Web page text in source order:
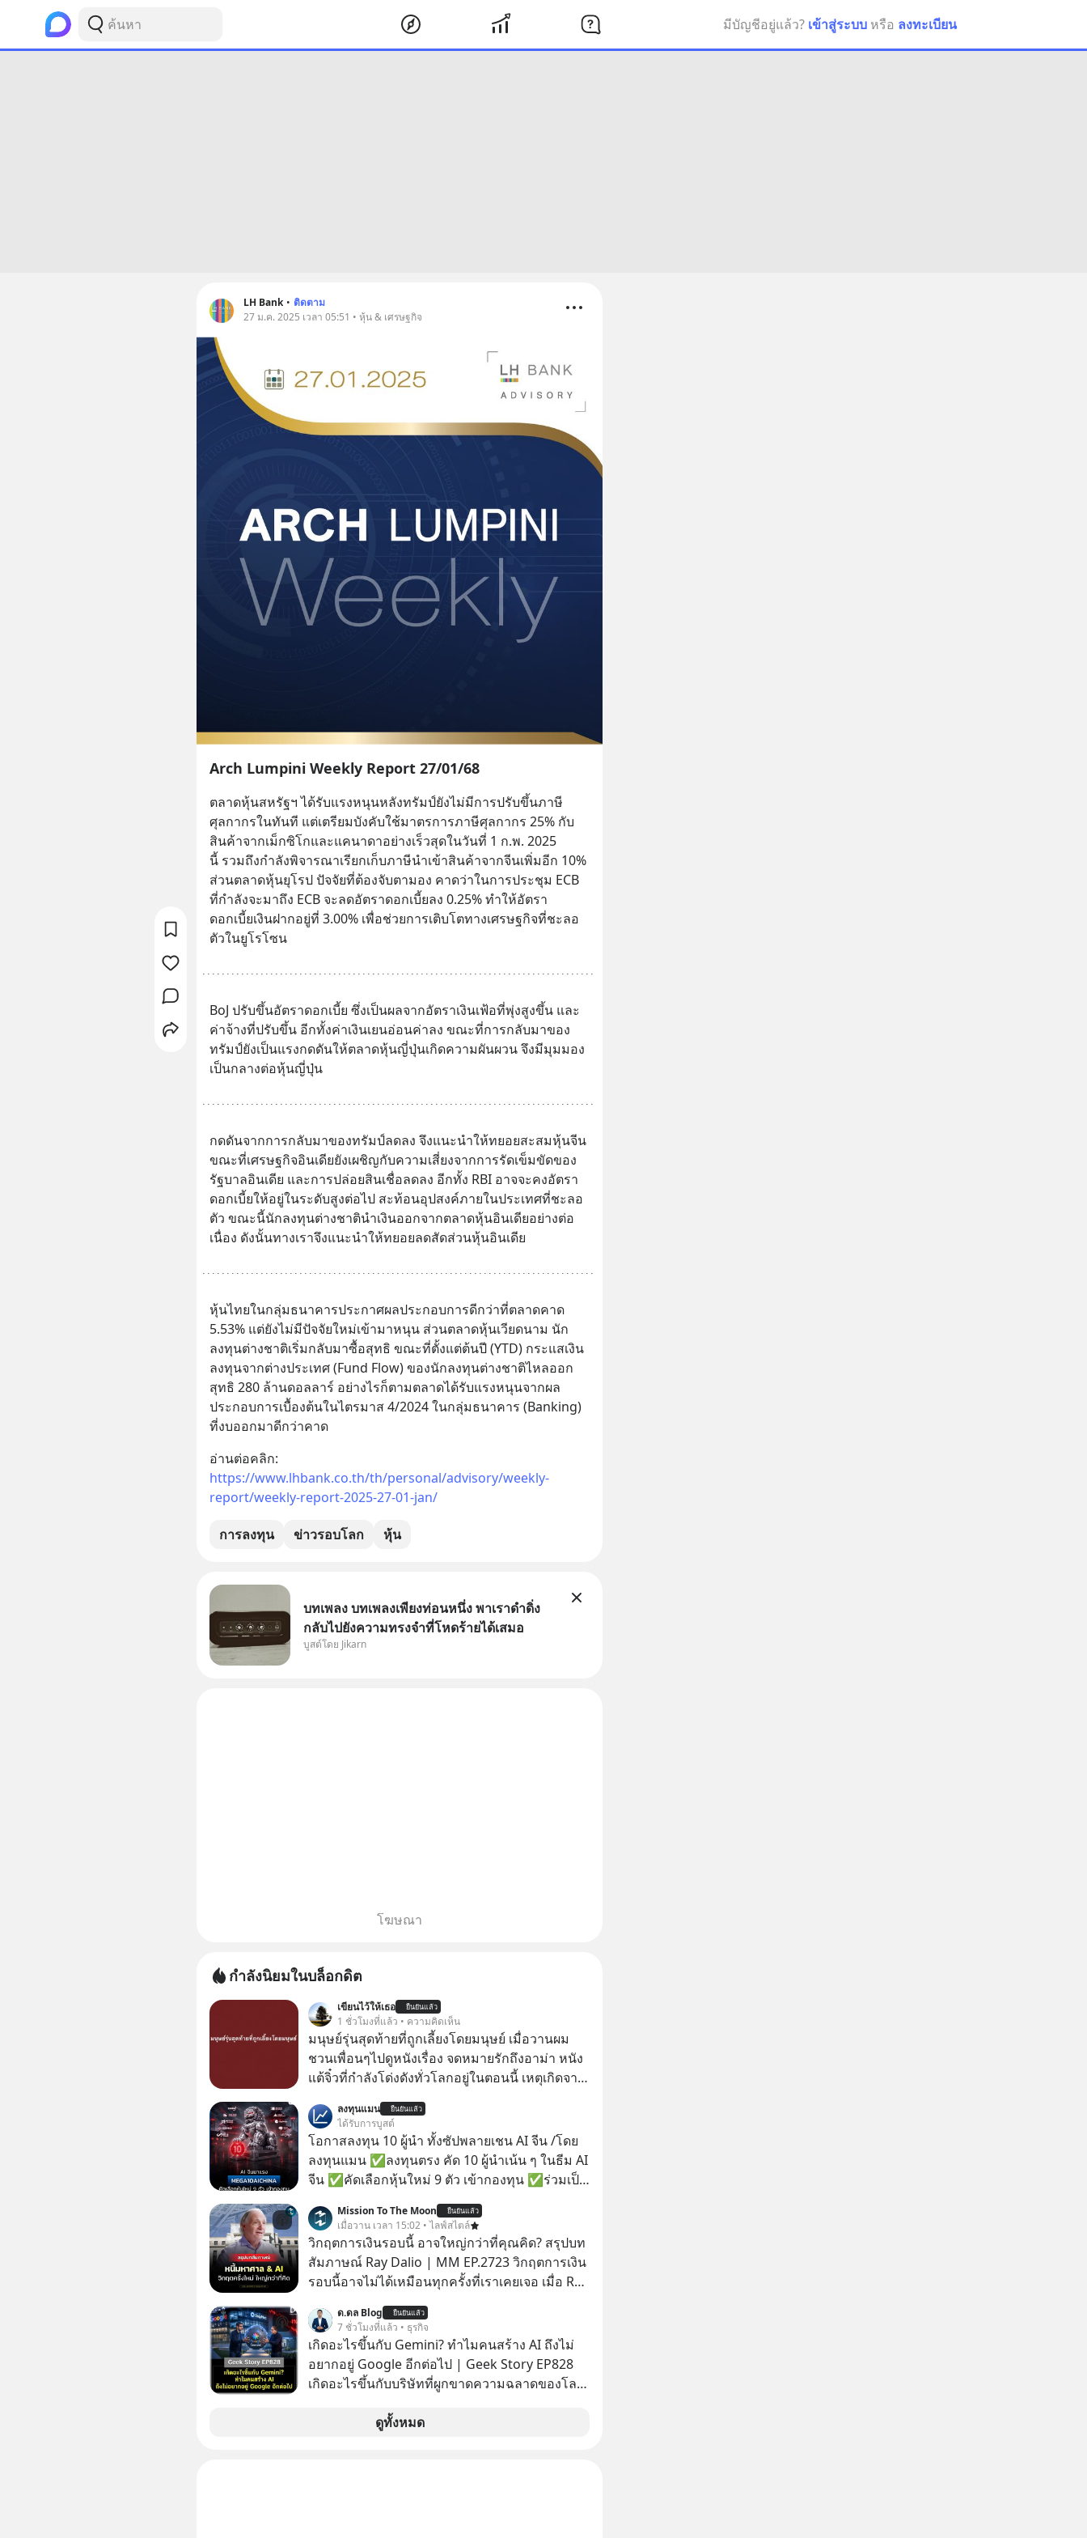
มีบัญชีอยู่แล้ว? เข้าสู่ระบบ หรือ ลงทะเบียน
LH Bank • ติดตาม
27 ม.ค. 2025 เวลา 05:51 • หุ้น & เศรษฐกิจ
Arch Lumpini Weekly Report 27/01/68
ตลาดหุ้นสหรัฐฯ ได้รับแรงหนุนหลังทรัมป์ยังไม่มีการปรับขึ้นภาษี
ศุลกากรในทันที แต่เตรียมบังคับใช้มาตรการภาษีศุลกากร 25% กับ
สินค้าจากเม็กซิโกและแคนาดาอย่างเร็วสุดในวันที่ 1 ก.พ. 2025
นี้ รวมถึงกำลังพิจารณาเรียกเก็บภาษีนำเข้าสินค้าจากจีนเพิ่มอีก 10%
ส่วนตลาดหุ้นยุโรป ปัจจัยที่ต้องจับตามอง คาดว่าในการประชุม ECB
ที่กำลังจะมาถึง ECB จะลดอัตราดอกเบี้ยลง 0.25% ทำให้อัตรา
ดอกเบี้ยเงินฝากอยู่ที่ 3.00% เพื่อช่วยการเติบโตทางเศรษฐกิจที่ชะลอ
ตัวในยูโรโซน
BoJ ปรับขึ้นอัตราดอกเบี้ย ซึ่งเป็นผลจากอัตราเงินเฟ้อที่พุ่งสูงขึ้น และ
ค่าจ้างที่ปรับขึ้น อีกทั้งค่าเงินเยนอ่อนค่าลง ขณะที่การกลับมาของ
ทรัมป์ยังเป็นแรงกดดันให้ตลาดหุ้นญี่ปุ่นเกิดความผันผวน จึงมีมุมมอง
เป็นกลางต่อหุ้นญี่ปุ่น
กดดันจากการกลับมาของทรัมป์ลดลง จึงแนะนำให้ทยอยสะสมหุ้นจีน
ขณะที่เศรษฐกิจอินเดียยังเผชิญกับความเสี่ยงจากการรัดเข็มขัดของ
รัฐบาลอินเดีย และการปล่อยสินเชื่อลดลง อีกทั้ง RBI อาจจะคงอัตรา
ดอกเบี้ยให้อยู่ในระดับสูงต่อไป สะท้อนอุปสงค์ภายในประเทศที่ชะลอ
ตัว ขณะนี้นักลงทุนต่างชาตินำเงินออกจากตลาดหุ้นอินเดียอย่างต่อ
เนื่อง ดังนั้นทางเราจึงแนะนำให้ทยอยลดสัดส่วนหุ้นอินเดีย
หุ้นไทยในกลุ่มธนาคารประกาศผลประกอบการดีกว่าที่ตลาดคาด
5.53% แต่ยังไม่มีปัจจัยใหม่เข้ามาหนุน ส่วนตลาดหุ้นเวียดนาม นัก
ลงทุนต่างชาติเริ่มกลับมาซื้อสุทธิ ขณะที่ตั้งแต่ต้นปี (YTD) กระแสเงิน
ลงทุนจากต่างประเทศ (Fund Flow) ของนักลงทุนต่างชาติไหลออก
สุทธิ 280 ล้านดอลลาร์ อย่างไรก็ตามตลาดได้รับแรงหนุนจากผล
ประกอบการเบื้องต้นในไตรมาส 4/2024 ในกลุ่มธนาคาร (Banking)
ที่งบออกมาดีกว่าคาด
https://www.lhbank.co.th/th/personal/advisory/weekly-
report/weekly-report-2025-27-01-jan/
การลงทุน ข่าวรอบโลก หุ้น
บทเพลง บทเพลงเพียงท่อนหนึ่ง พาเราดำดิ่ง
กลับไปยังความทรงจำที่โหดร้ายได้เสมอ
บูสต์โดย Jikarn
โฆษณา
กำลังนิยมในบล็อกดิต
เขียนไว้ให้เธอ ยืนยันแล้ว
1 ชั่วโมงที่แล้ว • ความคิดเห็น
มนุษย์รุ่นสุดท้ายที่ถูกเลี้ยงโดยมนุษย์ เมื่อวานผม
ชวนเพื่อนๆไปดูหนังเรื่อง จดหมายรักถึงอาม่า หนัง
แต้จิ๋วที่กำลังโด่งดังทั่วโลกอยู่ในตอนนี้ เหตุเกิดจาก
อยากดูมาก ด้วยเพราะว่าอากงก็มาจากเมืองจีน ป๊า
ก็พูดแต้จิ๋วได้ มีเรื่องราวมีความผูกพันที่ได้ยินตั้งแต่
เด็ก
ลงทุนแมน ยืนยันแล้ว
ได้รับการบูสต์
โอกาสลงทุน 10 ผู้นำ ทั้งซัปพลายเชน AI จีน /โดย
ลงทุนแมน ✅ลงทุนตรง คัด 10 ผู้นำเน้น ๆ ในธีม AI
จีน ✅คัดเลือกหุ้นใหม่ 9 ตัว เข้ากองทุน ✅ร่วมเป็น
ความจำ โมเดล AI ยันหุ่นยนต์ ✅ได้การรับยกเว้น
ภาษี Capital Gain ตามกฎหมายภาษีของ
ประเทศไทย
Mission To The Moon ยืนยันแล้ว
เมื่อวาน เวลา 15:02 • ไลฟ์สไตล์
วิกฤตการเงินรอบนี้ อาจใหญ่กว่าที่คุณคิด? สรุปบท
สัมภาษณ์ Ray Dalio | MM EP.2723 วิกฤตการเงิน
รอบนี้อาจไม่ได้เหมือนทุกครั้งที่เราเคยเจอ เมื่อ Ray
ต่อหลายครั้ง ออกมาส่งสัญญาณเตือนระเบิดเวลา
ลูกใหม่ที่กำลังก่อตัวขึ้น จาก "ระเบิดหนี้สิน
มหาศาล" ผสานเข้ากับ "ฟองสบู่กระแส AI" ที่ผู้คน
กำลังแห่ไล่ราคาอย่างบ้าคลั่ง บทเรียนจาก
ประวัติศาสตร์ 500 ปี บอกอะไรเรา? ระเบียบโลก
กำลังจะเปลี่ยนมือไปในทิศทางไหน? และเราควร
รับมืออย่างไรก่อนที่ทุกอย่างจะสายเกินไป? ร่วม
ด.ดล Blog ยืนยันแล้ว
7 ชั่วโมงที่แล้ว • ธุรกิจ
เกิดอะไรขึ้นกับ Gemini? ทำไมคนสร้าง AI ถึงไม่
อยากอยู่ Google อีกต่อไป | Geek Story EP828
เกิดอะไรขึ้นกับบริษัทที่ผูกขาดความฉลาดของโลก
Gemini เคยสอบได้ที่ 1 ของวงการ AI แต่วันนี้
ดูทั้งหมด